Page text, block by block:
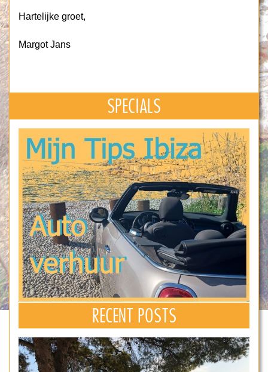
Hartelijke groet,
Margot Jans
SPECIALS
RECENT POSTS